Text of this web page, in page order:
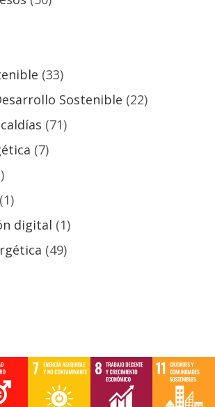
(33)
Sostenible (22)
(71)
(7)
(1)
digital (1)
(49)